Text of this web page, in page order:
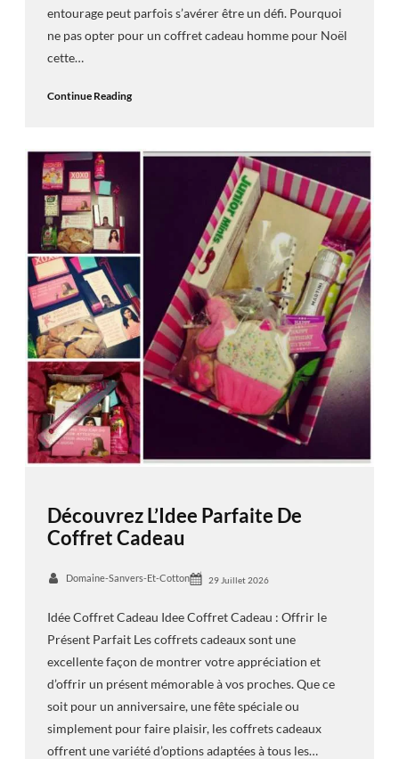
entourage peut parfois s’avérer être un défi. Pourquoi
ne pas opter pour un coffret cadeau homme pour Noël
cette…
Continue Reading
Découvrez L’Idee Parfaite De
Coffret Cadeau
Domaine-Sanvers-Et-Cotton 29 Juillet 2026
Idée Coffret Cadeau Idee Coffret Cadeau : Offrir le
Présent Parfait Les coffrets cadeaux sont une
excellente façon de montrer votre appréciation et
d’offrir un présent mémorable à vos proches. Que ce
soit pour un anniversaire, une fête spéciale ou
simplement pour faire plaisir, les coffrets cadeaux
offrent une variété d’options adaptées à tous les…